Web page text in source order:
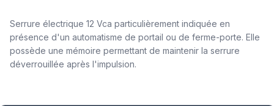
Serrure électrique 12 Vca particulièrement indiquée en
présence d'un automatisme de portail ou de ferme-porte. Elle
possède une mémoire permettant de maintenir la serrure
déverrouillée après l'impulsion.